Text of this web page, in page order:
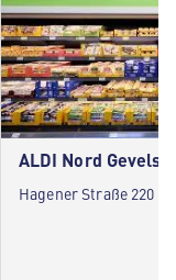
ALDI Nord
Hagener Straße 220